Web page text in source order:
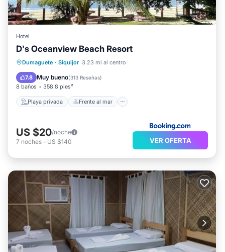
Hotel
D's Oceanview Beach Resort
Dumaguete · Siquijor 3.23 mi al centro
7.8 Muy bueno(313 Reseñas)
8 baños 358.8 pies²
Playa privada Frente al mar
Playa privada
Frente al mar
Aparcamiento
US $20/noche
7 noches - US $140 VER OFERTA